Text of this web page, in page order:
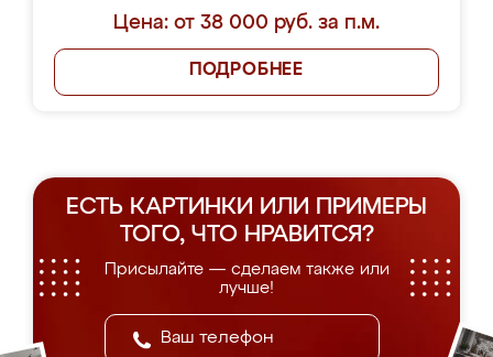
Цена: от 38 000 руб. за п.м.
ПОДРОБНЕЕ
ЕСТЬ КАРТИНКИ ИЛИ ПРИМЕРЫ
ТОГО, ЧТО НРАВИТСЯ?
Присылайте — сделаем также или
лучше!